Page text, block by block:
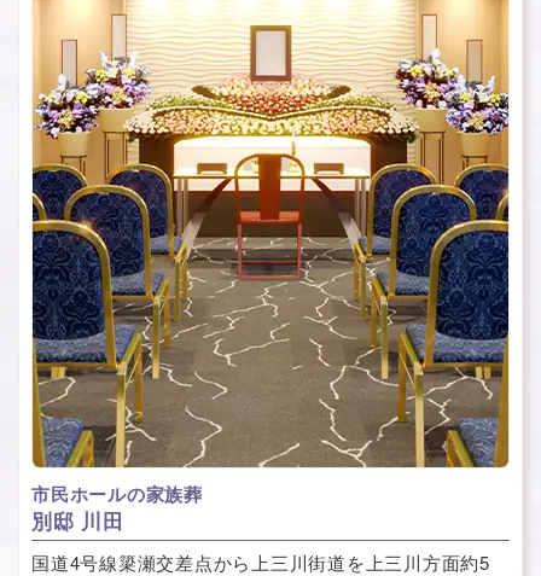
市民ホールの家族葬
別邸 川田
国道4号線簗瀬交差点から上三川街道を上三川方面約5